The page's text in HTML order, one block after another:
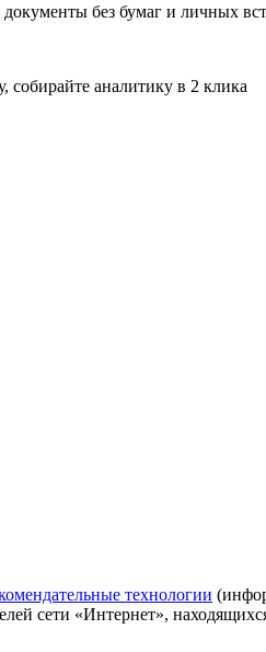
без бумаг и личных
собирайте аналитику в 2 клика
технологии
сети «Интернет»,